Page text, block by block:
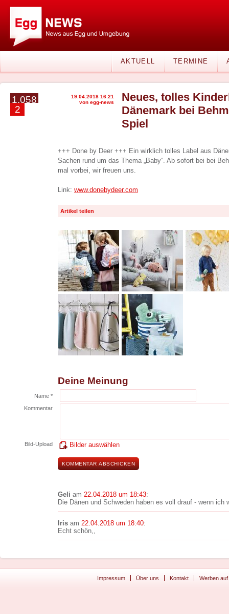
AKTUELL TERMINE
1.058
2
19.04.2018 16:21
von egg-news
Neues, tolles
Dänemark bei
Spiel
+++ Done by Deer +++ Ein wirklich tolles Label aus
Sachen rund um das Thema „Baby“. Ab sofort bei bei
mal vorbei, wir freuen uns.
Link: www.donebydeer.com
Artikel teilen
Deine Meinung
Name *
Kommentar
Bild-Upload Bilder auswählen
Geli am 22.04.2018 um 18:43:
Die Dänen und Schweden haben es voll drauf - wenn ich
Iris am 22.04.2018 um 18:40:
Echt schön,,
Impressum Über uns Kontakt Werben